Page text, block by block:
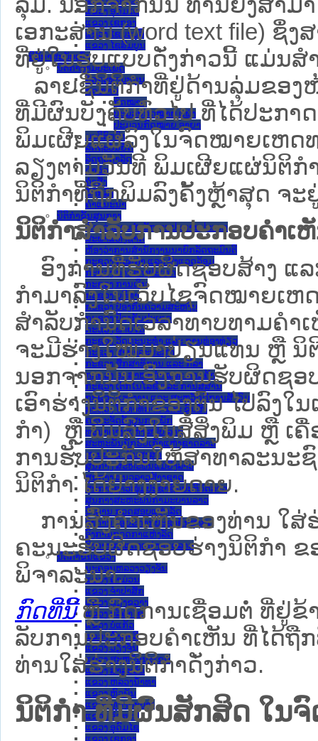
ແຂວງ ອຸດົມໄຊ
ແຂວງ ເຊກອງ
ແຂວງ ໄຊຍະບູລີ
ແຂວງ ໄຊສົມບູນ
ນິຕິກໍາສະບັບເກົ່າ
ນິຕິກຳຕາມປະເພດ
ລັດຖະທໍາມະນູນ
ກົດໝາຍ
ກົດໝາຍ
ປະມວນກົດໝາຍ ແພ່ງ
ປະມວນກົດໝາຍ ອາຍາ
ມະຕິຕົກລົງ
ລັດຖະບັນຍັດ
ລັດຖະດໍາລັດ
ດໍາລັດ
ຄໍາສັ່ງ
ຂໍ້ຕົກລົງ
ຄໍາແນະນໍາ
ນິຕິກໍາຂັ້ນສູນກາງ
ຫ້ອງວ່າການສໍານັກງານປະທານປະເທດ
ສະພາແຫ່ງຊາດ
ຫ້ອງວ່າການສຳນັກງານນາຍົກລັດຖະມົນຕີ
ກະຊວງ ກະສິກຳ ແລະ ສິ່ງແວດລ້ອມ
ກະຊວງ ການຕ່າງປະເທດ
ກະຊວງ ການເງິນ
ກະຊວງ ຍຸຕິທໍາ
ກະຊວງ ປ້ອງກັນຄວາມສະຫງົບ
ກະຊວງ ປ້ອງກັນປະເທດ
ກະຊວງ ພາຍໃນ
ກະຊວງ ວັດທະນະທຳ ແລະ ການທ່ອງທ່ຽວ
ກະຊວງ ສາທາລະນະສຸກ
ກະຊວງ ສຶກສາທິການ ແລະ ກິລາ
ກະຊວງ ອຸດສາຫະກຳ ແລະ ການຄ້າ
ກະຊວງ ເຕັກໂນໂລຊີ ແລະ ການສື່ສານ
ກະຊວງ ແຮງງານ ແລະ ສະຫວັດດີການສັງຄົມ
ກະຊວງ ໂຍທາທິການ ແລະ ຂົນສົ່ງ
ຄະນະຈັດຕັ້ງສູນກາງພັກ
ທະນາຄານແຫ່ງ ສປປ ລາວ
ສະຫະພັນນັກຮົບເກົ່າແຫ່ງຊາດລາວ
ສານປະຊາຊົນສູງສຸດ
ສູນກາງ ສະຫະພັນແມ່ຍິງລາວ
ສູນກາງ ແນວລາວສ້າງຊາດ
ສູນກາງຊາວໜຸ່ມປະຊາຊົນປະຕິວັດລາວ
ສູນກາງສະຫະພັນກຳມະບານລາວ
ອົງການ ກວດສອບແຫ່ງລັດ
ອົງການ ໄອຍະການປະຊາຊົນສູງສຸດ
ອົງການກວດກາແຫ່ງລັດ
ອົງການກາແດງແຫ່ງຊາດລາວ
ນິຕິກໍາຂັ້ນແຂວງ
ນະ​ຄອນ​ຫລວງວຽງຈັນ
ແຂວງ ຄໍາມ່ວນ
ແຂວງ ຈໍາປາສັກ
ແຂວງ ຊຽງຂວາງ
ແຂວງ ບໍລິຄໍາໄຊ
ແຂວງ ບໍ່ແກ້ວ
ແຂວງ ຜົ້ງສາລີ
ແຂວງ ວຽງຈັນ
ແຂວງ ສະຫວັນນະເຂດ
ແຂວງ ສາລະວັນ
ແຂວງ ຫລວງນໍ້າທາ
ແຂວງ ຫົວພັນ
ແຂວງ ຫຼວງພະບາງ
ແຂວງ ອັດຕະປື
ແຂວງ ອຸດົມໄຊ
ແຂວງ ເຊກອງ
ເອກະສານ (word text file) ຊຶ່
ທີ່ຢູ່ໃນຮູບແບບດັ່ງກ່າວນີ້ ແມ່ນສ
ລາຍຊື່ນິຕິກຳທີ່ຢູ່ດ້ານລຸ່ມຂອງ
ທີ່ມີຜົນບັງຄັບທົ່ວໄປ ທີ່ໄດ້ປະກ
ພິມເຜີຍແຜ່ລົງໃນຈົດໝາຍເຫດ
ລຽງຕາມວັນທີ ພິມເຜີຍແຜ່ນິຕິກ
ນິຕິກຳທີ່ຖືກພິມລົງຄັ້ງຫຼ້າສຸດ ຈະ
ນິຕິກຳສຳລັບການປະກອບຄຳເ
ອົງການທີ່ຮັບຜິດຊອບສ້າງ ແລ
ກຳມາລົງໃນ​ເວັບ​ໄຊຈົດໝາຍເຫ
ສໍາລັບກໍານົດເວລາທາບທາມຄໍ
ຈະມີຮ່າງໃໝ່ມາປ່ຽນແທນ ຫຼື ນິ
ນອກຈາກນັ້ນ ອົງການຮັບຜິດຊອ
ເອົາຮ່າງນິຕິກຳຂອງຕົນ ໄປລົງໃ
ກຳ) ຫຼື ພິມລົງໃນສື່ສິ່ງພິມ ຫຼື ເຄື່
ການຮັບປະກັນໃຫ້ສາທາລະນະ
ນິຕິກຳ ໄດ້ຢ່າງງ່າຍດາຍ.
ການສົ່ງຄໍາເຫັນຂອງທ່ານ ໃສ່
ຄະນະຮັບຜິດຊອບຮ່າງນິຕິກຳ ຂ
ພິຈາລະນາ.
ກົດທີ່ນີ້ ຫຼື ກົດການເຊື່ອມຕໍ່ ທີ່ຢູ່ຂ້
ລັບການປະກອບຄຳເຫັນ ທີ່ໄດ້ຖື
ທ່ານໃສ່ຮ່າງນິຕິກຳດັ່ງກ່າວ.
ນິຕິກໍາ ທີ່ມີຜົນສັກສິດ ໃນ